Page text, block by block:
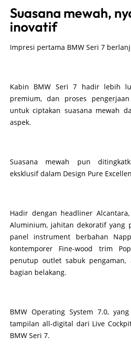
Suasana mewah,
inovatif
Impresi pertama BMW Seri 7
Kabin BMW Seri 7 hadir lebih
premium, dan proses
untuk ciptakan suasana mewah
aspek.
Suasana mewah pun
eksklusif dalam Design Pure
Hadir dengan headliner
Aluminium, jahitan dekoratif yang
panel instrument berbahan
kontemporer Fine-wood trim
penutup outlet sabuk
bagian belakang.
BMW Operating System 7.0,
tampilan all-digital dari Live
BMW Seri 7.